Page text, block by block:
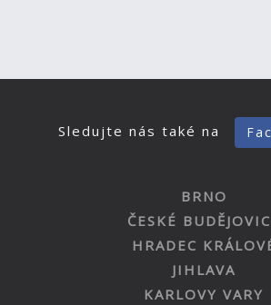
Sledujte nás také na
BRNO
ČESKÉ
HRADEC
JIHLAVA
KARLOVY VARY